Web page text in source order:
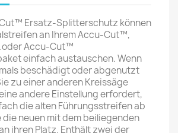
Ersatz-Splitterschutz können
an Ihrem Accu-Cut™,
Accu-Cut™
einfach austauschen. Wenn
beschädigt oder abgenutzt
zu einer anderen Kreissäge
andere Einstellung erfordert,
die alten Führungsstreifen ab
die neuen mit dem beiliegenden
ihren Platz. Enthält zwei der